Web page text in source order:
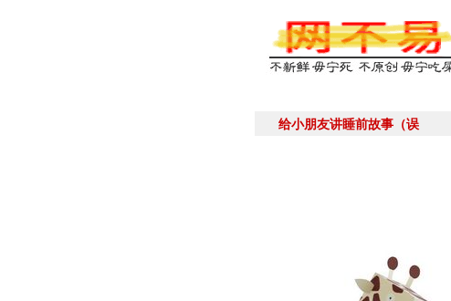
给小朋友讲睡前故事（误